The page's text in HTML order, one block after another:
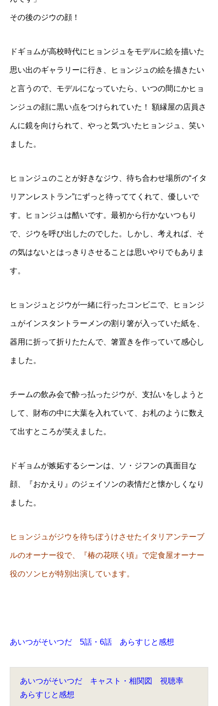
その後のジウの顔！
ドギョムが高校時代にヒョンジュをモデルに絵を描いた
思い出のギャラリーに行き、ヒョンジュの絵を描きたい
と言うので、モデルになっていたら、いつの間にかヒョ
ンジュの顔に黒い点をつけられていた！ 額縁屋の店員さ
んに鏡を向けられて、やっと気づいたヒョンジュ、笑い
ました。
ヒョンジュのことが好きなジウ、待ち合わせ場所の“イタ
リアンレストラン”にずっと待っててくれて、優しいで
す。ヒョンジュは酷いです。最初から行かないつもり
で、ジウを呼び出したのでした。しかし、考えれば、そ
の気はないとはっきりさせることは思いやりでもありま
す。
ヒョンジュとジウが一緒に行ったコンビニで、ヒョンジ
ュがインスタントラーメンの割り箸が入っていた紙を、
器用に折って折りたたんで、箸置きを作っていて感心し
ました。
チームの飲み会で酔っ払ったジウが、支払いをしようと
して、財布の中に大葉を入れていて、お札のように数え
て出すところが笑えました。
ドギョムが嫉妬するシーンは、ソ・ジフンの真面目な
顔、『おかえり』のジェイソンの表情だと懐かしくなり
ました。
ヒョンジュがジウを待ちぼうけさせたイタリアンテーブ
ルのオーナー役で、『椿の花咲く頃』で定食屋オーナー
役のソンヒが特別出演しています。
あいつがそいつだ 5話・6話 あらすじと感想
あいつがそいつだ キャスト・相関図 視聴率
あらすじと感想